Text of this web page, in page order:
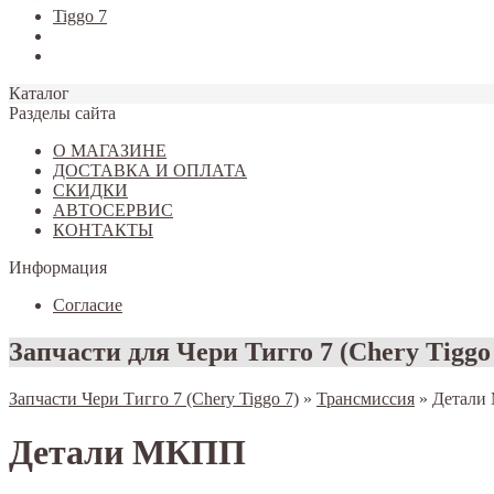
Tiggo 7
Каталог
Разделы сайта
О МАГАЗИНЕ
ДОСТАВКА И ОПЛАТА
СКИДКИ
АВТОСЕРВИС
КОНТАКТЫ
Информация
Согласие
Запчасти для Чери Тигго 7 (Chery Tiggo
Запчасти Чери Тигго 7 (Chery Tiggo 7) » Трансмиссия »
Детали МКПП